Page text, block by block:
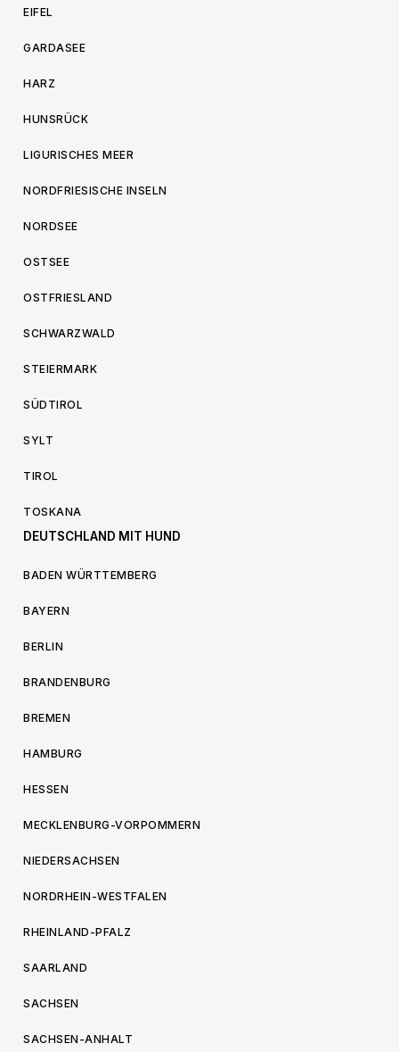
EIFEL
GARDASEE
HARZ
HUNSRÜCK
LIGURISCHES MEER
NORDFRIESISCHE INSELN
NORDSEE
OSTSEE
OSTFRIESLAND
SCHWARZWALD
STEIERMARK
SÜDTIROL
SYLT
TIROL
TOSKANA
DEUTSCHLAND MIT HUND
BADEN WÜRTTEMBERG
BAYERN
BERLIN
BRANDENBURG
BREMEN
HAMBURG
HESSEN
MECKLENBURG-VORPOMMERN
NIEDERSACHSEN
NORDRHEIN-WESTFALEN
RHEINLAND-PFALZ
SAARLAND
SACHSEN
SACHSEN-ANHALT